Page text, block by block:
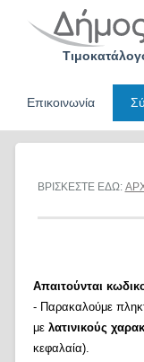
Επικοινωνία
ΒΡΙΣΚΕΣΤΕ ΕΔΩ:
Απαιτούνται
- Παρακαλούμε
με λατινικούς
κεφαλαία).